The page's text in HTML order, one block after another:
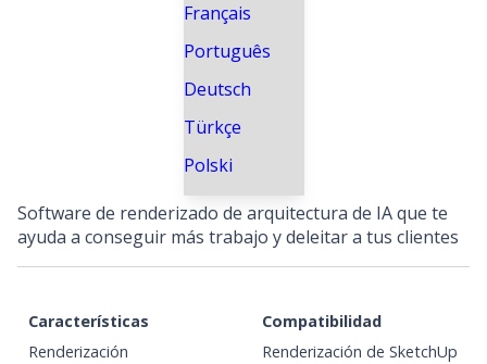
Français
Português
Deutsch
Türkçe
Polski
Software de renderizado de arquitectura de IA que te
ayuda a conseguir más trabajo y deleitar a tus clientes
Características
Renderización
Compatibilidad
Renderización de SketchUp